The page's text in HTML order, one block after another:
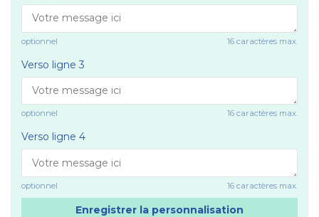
optionnel 16 caractères max.
Verso ligne 3
optionnel 16 caractères max.
Verso ligne 4
optionnel 16 caractères max.
Enregistrer la personnalisation